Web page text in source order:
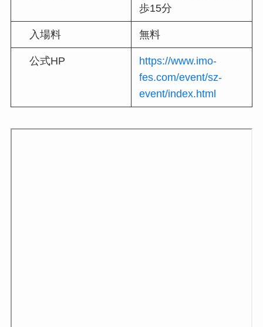
歩15分
入場料 無料
公式HP
https://www.imo-
fes.com/event/sz-
event/index.html